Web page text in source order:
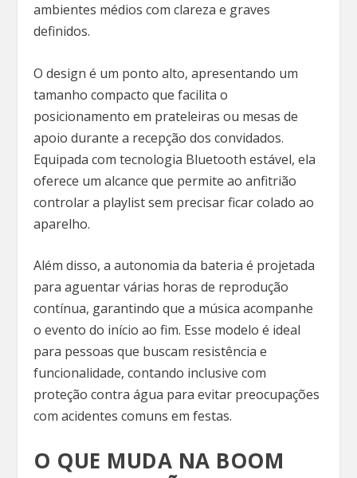
ambientes médios com clareza e graves
definidos.
O design é um ponto alto, apresentando um
tamanho compacto que facilita o
posicionamento em prateleiras ou mesas de
apoio durante a recepção dos convidados.
Equipada com tecnologia Bluetooth estável, ela
oferece um alcance que permite ao anfitrião
controlar a playlist sem precisar ficar colado ao
aparelho.
Além disso, a autonomia da bateria é projetada
para aguentar várias horas de reprodução
contínua, garantindo que a música acompanhe
o evento do início ao fim. Esse modelo é ideal
para pessoas que buscam resistência e
funcionalidade, contando inclusive com
proteção contra água para evitar preocupações
com acidentes comuns em festas.
O QUE MUDA NA BOOM